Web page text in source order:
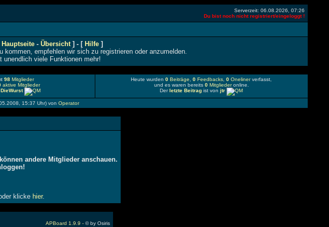
Serverzeit: 06.08.2026, 07:26
Du bist noch nicht registriert/eingeloggt !
Hauptseite - Übersicht ] - [ Hilfe ]
empfehlen wir sich zu registrieren oder anzumelden.
unendlich viele Funktionen mehr!
98Mitglieder
aktive Mitglieder
DieWurst
Heute wurden 0 Beiträge 0 Feedbacks 0 Onelinerverfasst,
und es waren bereits 0Mitgliederonline.
Derletzte Beitrag ist von jtr
15:37 Uhr) von Operator
andere Mitglieder anschauen.
klicke hier.
APBoard 1.9.9 - © by Osiris